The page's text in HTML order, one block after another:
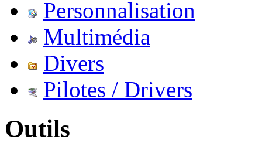
Personnalisation
Multimédia
Divers
Pilotes / Drivers
Outils